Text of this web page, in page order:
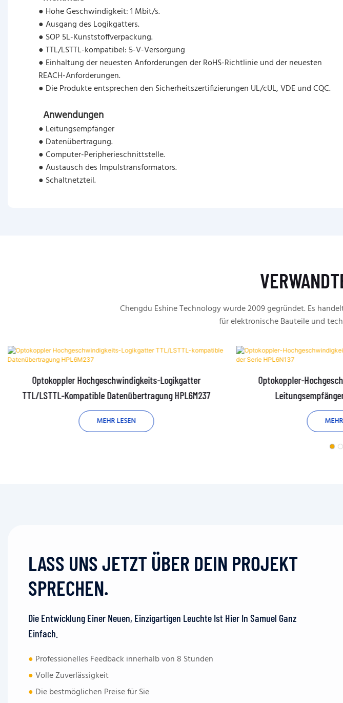
● Hohe Geschwindigkeit: 1 Mbit/s.
● Ausgang des Logikgatters.
● SOP 5L-Kunststoffverpackung.
● TTL/LSTTL-kompatibel: 5-V-Versorgung
● Einhaltung der neuesten Anforderungen der RoHS-Richtlinie und der neuesten
REACH-Anforderungen.
● Die Produkte entsprechen den Sicherheitszertifizierungen UL/cUL, VDE und CQC.
Anwendungen
● Leitungsempfänger
● Datenübertragung.
● Computer-Peripherieschnittstelle.
● Austausch des Impulstransformators.
● Schaltnetzteil.
Chengdu Eshine Technology wurde 2009 gegründet. Es
für elektronische Bauteile und
Optokoppler Hochgeschwindigkeits-Logikgatter
TTL/LSTTL-Kompatible Datenübertragung HPL6M237
MEHR LESEN
Optokoppler-
LASS UNS JETZT ÜBER DEIN PROJEKT
SPRECHEN.
Die Entwicklung Einer Neuen, Einzigartigen Leuchte Ist Hier In Samuel Ganz
Einfach.
● Professionelles Feedback innerhalb von 8 Stunden
●Volle Zuverlässigkeit
● Die bestmöglichen Preise für Sie